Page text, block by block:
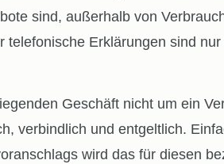
sind, außerhalb von
Erklärungen sind
Geschäft nicht um ein
verbindlich und entgeltlich.
wird das für diesen